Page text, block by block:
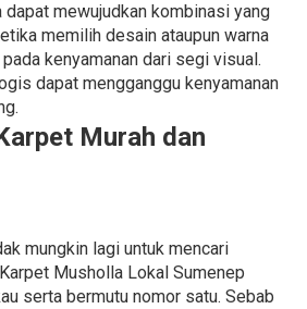
mewujudkan kombinasi yang
memilih desain ataupun warna
kenyamanan dari segi visual.
dapat mengganggu kenyamanan
Murah dan
mungkin lagi untuk mencari
Musholla Lokal Sumenep
serta bermutu nomor satu. Sebab